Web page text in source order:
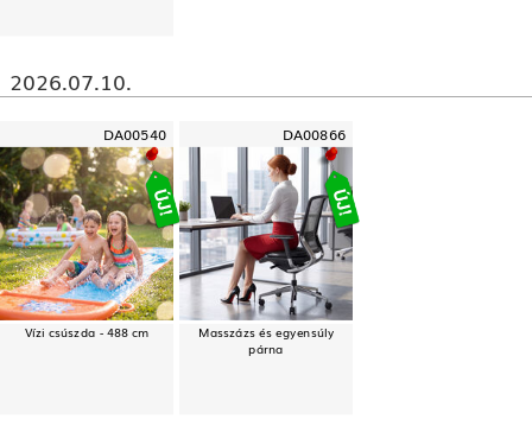
2026.07.10.
DA00540
Vízi csúszda - 488 cm
DA00866
Masszázs és egyensúly
párna